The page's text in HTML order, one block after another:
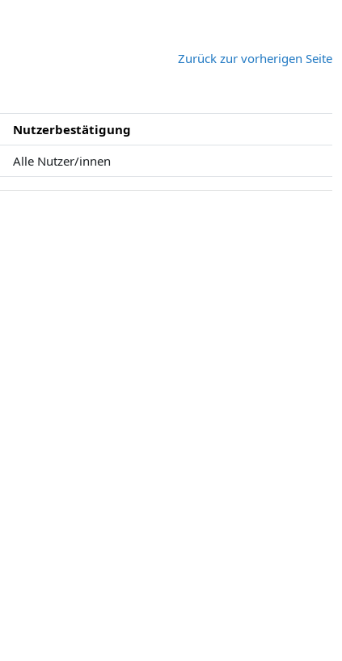
Zurück zur vorherigen Seite
Nutzerbestätigung
Alle Nutzer/innen